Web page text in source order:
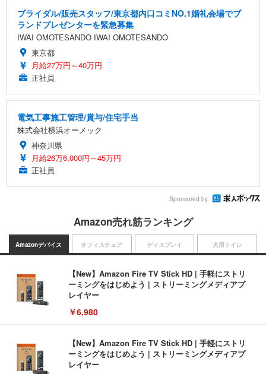
ブライダル/販売スタッフ/東京都内口コミNO.1婚礼会場でブ
ランドプレゼンターを緊急募集
IWAI OMOTESANDO IWAI OMOTESANDO
東京都
月給27万円～40万円
正社員
電気工事施工管理/賞与/住宅手当
株式会社横浜オーメック
神奈川県
月給26万6,000円～45万円
正社員
Sponsored by
Amazon売れ筋ランキング
Amazonデバイス
【New】Amazon Fire TV Stick HD | 手軽にストリ
ーミングをはじめよう | ストリーミングメディアプ
レイヤー
￥6,980
【New】Amazon Fire TV Stick HD | 手軽にストリ
ーミングをはじめよう | ストリーミングメディアプ
レイヤー
オフィスチェア ディスプレイ 犬用トイレ